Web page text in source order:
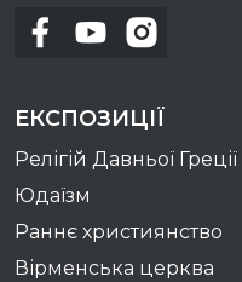
ЕКСПОЗИЦІЇ
Релігій Давньої Греції
Юдаїзм
Раннє християнство
Вірменська церква